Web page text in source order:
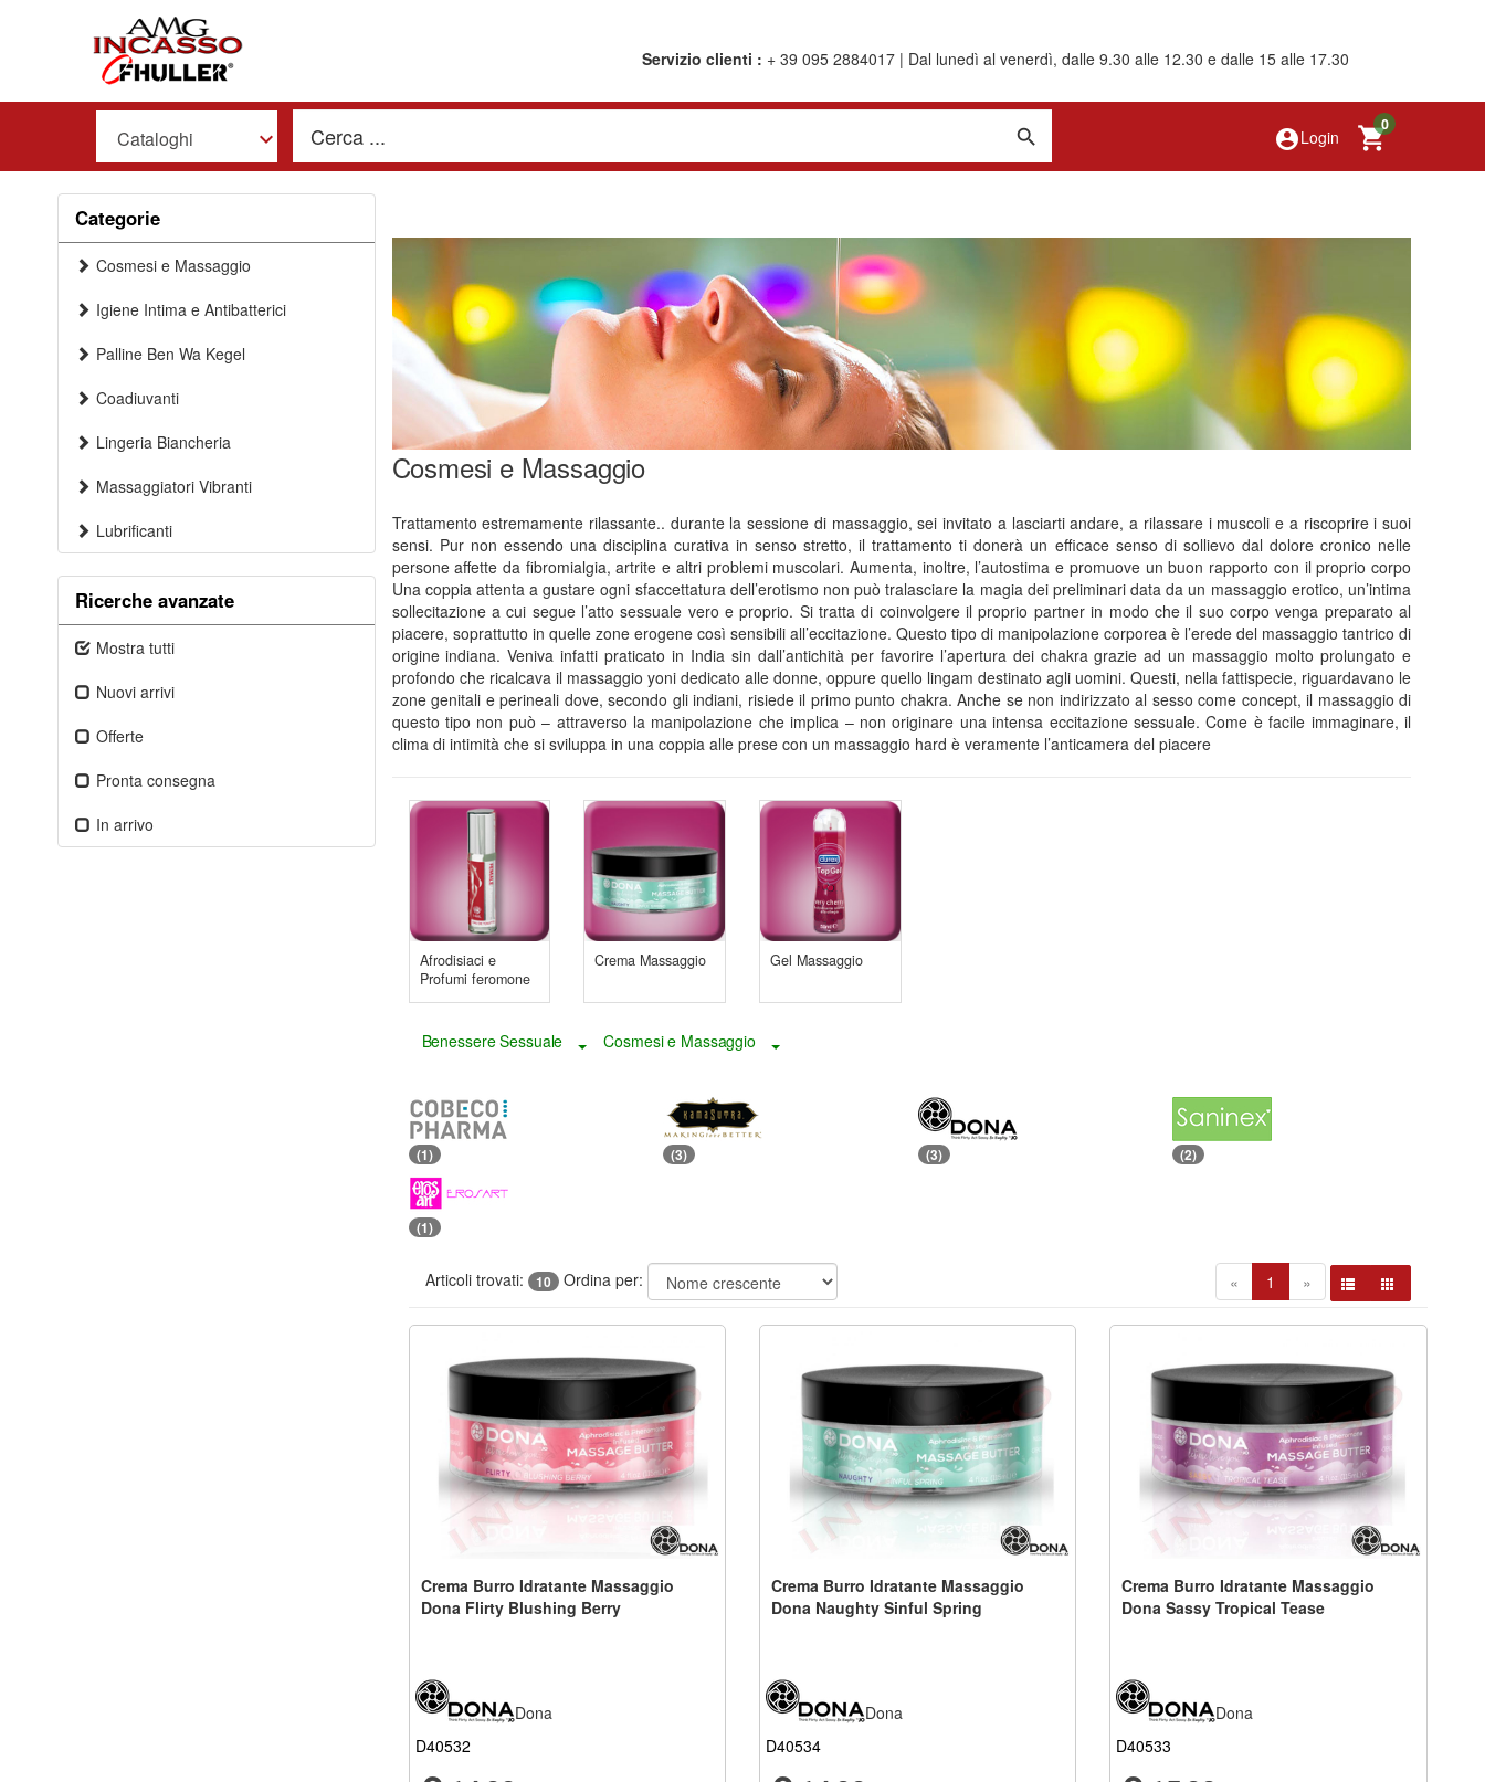
Servizio clienti : + 39 095 2884017 | Dal lunedì al venerdì, dalle 9.30 alle 12.30 e dalle 15 alle 17.30
Cataloghi
0
account_circleLogin
Cosmesi e Massaggio
Trattamento estremamente rilassante.. durante la sessione di massaggio, sei invitato a lasciarti andare, a rilassare i muscoli e a riscoprire i suoi
sensi. Pur non essendo una disciplina curativa in senso stretto, il trattamento ti donerà un efficace senso di sollievo dal dolore cronico nelle
persone affette da fibromialgia, artrite e altri problemi muscolari. Aumenta, inoltre, l’autostima e promuove un buon rapporto con il proprio corpo
Una coppia attenta a gustare ogni sfaccettatura dell’erotismo non può tralasciare la magia dei preliminari data da un massaggio erotico, un’intima
sollecitazione a cui segue l’atto sessuale vero e proprio. Si tratta di coinvolgere il proprio partner in modo che il suo corpo venga preparato al
piacere, soprattutto in quelle zone erogene così sensibili all’eccitazione. Questo tipo di manipolazione corporea è l’erede del massaggio tantrico di
origine indiana. Veniva infatti praticato in India sin dall’antichità per favorire l’apertura dei chakra grazie ad un massaggio molto prolungato e
profondo che ricalcava il massaggio yoni dedicato alle donne, oppure quello lingam destinato agli uomini. Questi, nella fattispecie, riguardavano le
zone genitali e perineali dove, secondo gli indiani, risiede il primo punto chakra. Anche se non indirizzato al sesso come concept, il massaggio di
questo tipo non può – attraverso la manipolazione che implica – non originare una intensa eccitazione sessuale. Come è facile immaginare, il
clima di intimità che si sviluppa in una coppia alle prese con un massaggio hard è veramente l’anticamera del piacere
Afrodisiaci e
Profumi feromone
Crema Massaggio Gel Massaggio
Benessere Sessuale Toggle Dropdown
Cosmesi e Massaggio Toggle Dropdown
(1) (3) (3) (2)
(1)
Articoli trovati: 10 Ordina per: « 1 »
Crema Burro Idratante Massaggio
Dona Flirty Blushing Berry
Dona
D40532
Crema Burro Idratante Massaggio
Dona Naughty Sinful Spring
Dona
D40534
Crema Burro Idratante Massaggio
Dona Sassy Tropical Tease
Dona
D40533
Categorie
Cosmesi e Massaggio
Igiene Intima e Antibatterici
Palline Ben Wa Kegel
Coadiuvanti
Lingeria Biancheria
Massaggiatori Vibranti
Lubrificanti
Ricerche avanzate
Mostra tutti
Nuovi arrivi
Offerte
Pronta consegna
In arrivo